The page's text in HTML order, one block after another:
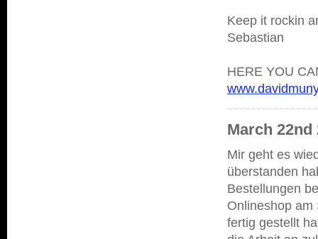
Keep it rockin
Sebastian
HERE YOU
March 22nd
Mir geht es
überstanden
Bestellungen
Onlineshop am
fertig gestellt